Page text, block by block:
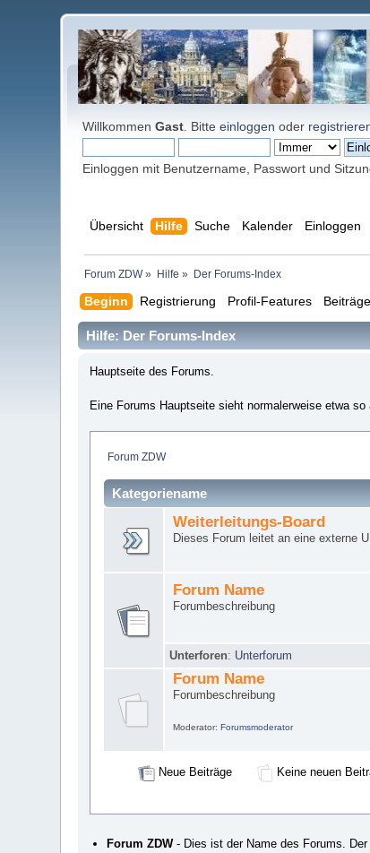
WillkommenGast . Bitteeinloggen oder
Einloggen mit Benutzername, Passwort und
Übersicht Hilfe Suche Kalender Einloggen
Forum ZDW» Hilfe » Der Forums-Index
Beginn Registrierung Profil-Features
Hilfe: Der Forums-Index
Hauptseite des Forums.
Eine Forums Hauptseite sieht normalerweise etwa so
Forum ZDW
Kategoriename
Weiterleitungs-Board
Dieses Forum leitet an eine externe
Forum Name
Forumbeschreibung
Unterforen: Unterforum
Forum Name
Forumbeschreibung
Moderator: Forumsmoderator
Neue Beiträge Keine neuen
Forum ZDW- Dies ist der Name des Forums.